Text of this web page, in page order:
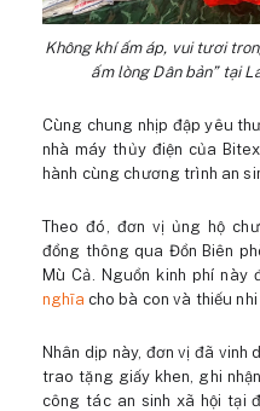
Không khí ấm áp, vui tươi
ấm lòng Dân bản” tại
Cùng chung nhịp đập yêu
nhà máy thủy điện của
hành cùng chương trình an
Theo đó, đơn vị ủng hộ
đồng thông qua Đồn Biên
Mù Cả. Nguồn kinh phí
nghĩa cho bà con và thiếu nhi
Nhân dịp này, đơn vị đã vinh
trao tặng giấy khen, ghi
công tác an sinh xã hội tại